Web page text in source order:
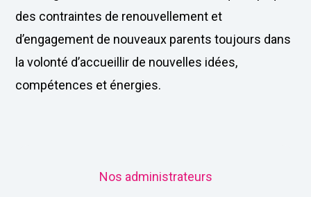
des contraintes de renouvellement et
d’engagement de nouveaux parents toujours dans
la volonté d’accueillir de nouvelles idées,
compétences et énergies.
Nos administrateurs